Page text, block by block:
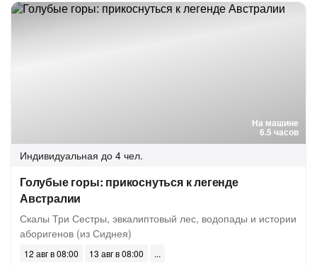
На машине
6.5 часов
Индивидуальная до 4 чел.
Голубые горы: прикоснуться к легенде
Австралии
Скалы Три Сестры, эвкалиптовый лес, водопады и истории
аборигенов (из Сиднея)
12 авг в 08:00
13 авг в 08:00